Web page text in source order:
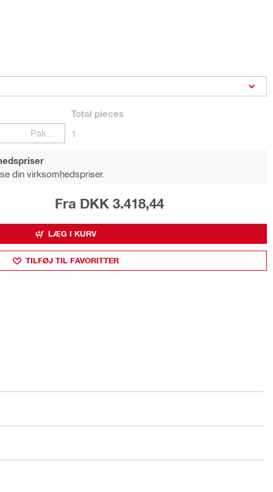
Total pieces
1
din virksomhedspriser.
Fra DKK 3.418,44
LÆG I KURV
TILFØJ TIL FAVORITTER